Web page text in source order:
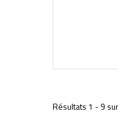
Résultats 1 - 9